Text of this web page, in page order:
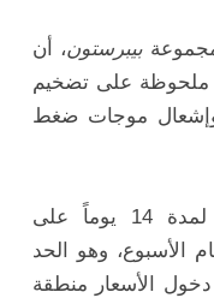
مجموعةبيبرستون، أن
ملحوظة على تضخيم
وإشعال موجات ضغط
كما حافظ مؤشر القوة النسبية لمدة 14 يوماً على
70 معظم أيام الأسبوع، وهو الحد
دخول الأسعار منطقة